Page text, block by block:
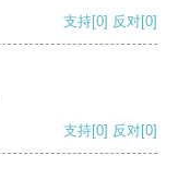
支持[0] 反对[0]
支持[0] 反对[0]